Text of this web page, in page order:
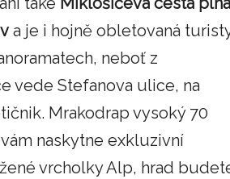
a je i hojně obletovaná
neboť z
vede Stefanova ulice, na
Mrakodrap vysoký 70
naskytne exkluzivní
vrcholky Alp, hrad